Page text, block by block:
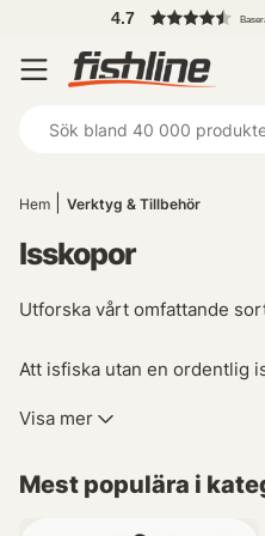
4.7 Baserat
Hem Verktyg & Tillbehör
Isskopor
Utforska vårt omfattande
Att isfiska utan en ordentlig
snöslag och slask i ditt
isskopa eller hårlev blir det
Visa mer
Mest populära i